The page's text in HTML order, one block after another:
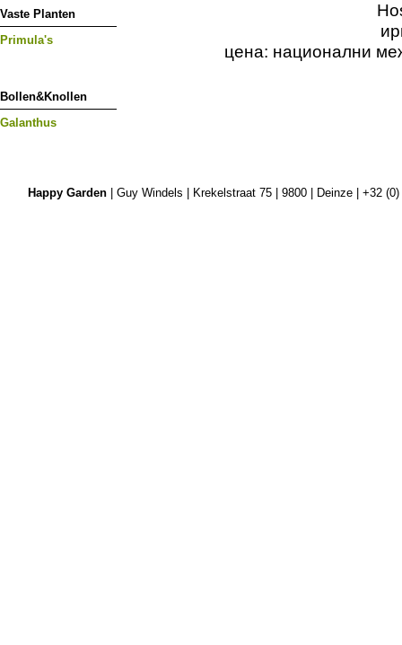
Vaste Planten
Primula's
Bollen&Knollen
Galanthus
цена: национални
Happy Garden| Guy Windels | Krekelstraat 75 | 9800 | Deinze | +32